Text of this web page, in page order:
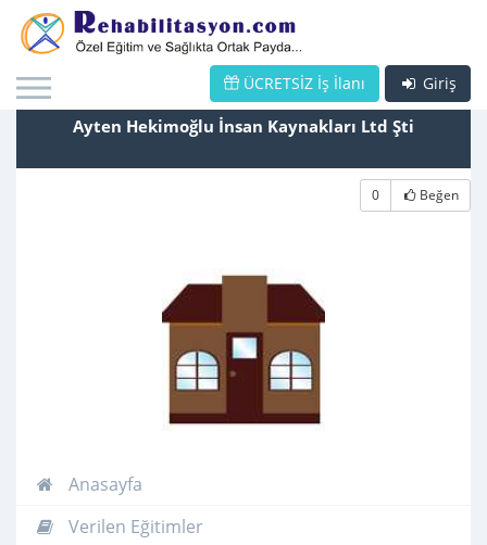
Giriş
ÜCRETSİZ İş İlanı
Ayten Hekimoğlu İnsan Kaynakları Ltd Şti
0 Beğen
Anasayfa
Verilen Eğitimler